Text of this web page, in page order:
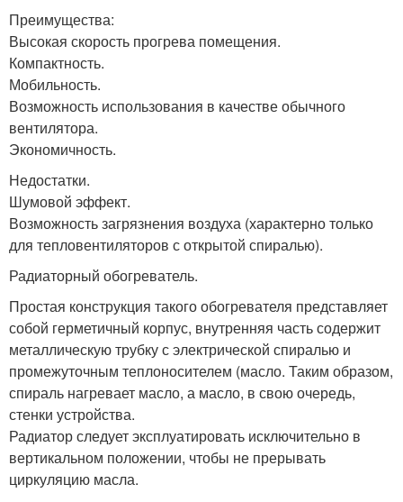
Преимущества:
Высокая скорость прогрева помещения.
Компактность.
Мобильность.
Возможность использования в качестве обычного
вентилятора.
Экономичность.
Недостатки.
Шумовой эффект.
Возможность загрязнения воздуха (характерно только
для тепловентиляторов с открытой спиралью).
Радиаторный обогреватель.
Простая конструкция такого обогревателя представляет
собой герметичный корпус, внутренняя часть содержит
металлическую трубку с электрической спиралью и
промежуточным теплоносителем (масло. Таким образом,
спираль нагревает масло, а масло, в свою очередь,
стенки устройства.
Радиатор следует эксплуатировать исключительно в
вертикальном положении, чтобы не прерывать
циркуляцию масла.